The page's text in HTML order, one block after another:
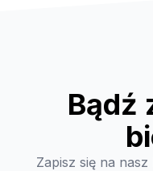
Bądź
Zapisz się na